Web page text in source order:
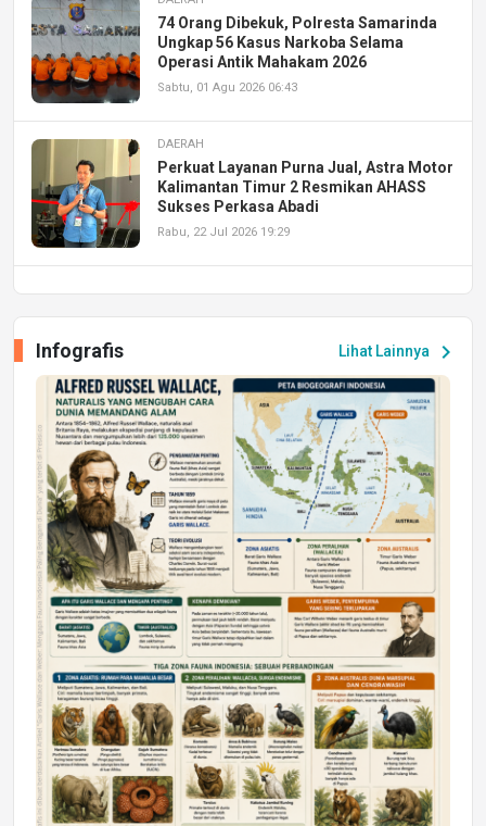
74 Orang Dibekuk, Polresta Samarinda
Ungkap 56 Kasus Narkoba Selama
Operasi Antik Mahakam 2026
Sabtu, 01 Agu 2026 06:43
DAERAH
Perkuat Layanan Purna Jual, Astra Motor
Kalimantan Timur 2 Resmikan AHASS
Sukses Perkasa Abadi
Rabu, 22 Jul 2026 19:29
Peluang Kerja dan Magang
Jumat, 17 Jul 2026 22:30
DAERAH
Astra Motor Kalimantan Timur 2 Dukung
Mahasiswa Samarinda dalam Astra
Honda SDGs Future Leaders 2026
Jumat, 10 Jul 2026 19:01
Lihat Lainnya chevron_right
Infografis